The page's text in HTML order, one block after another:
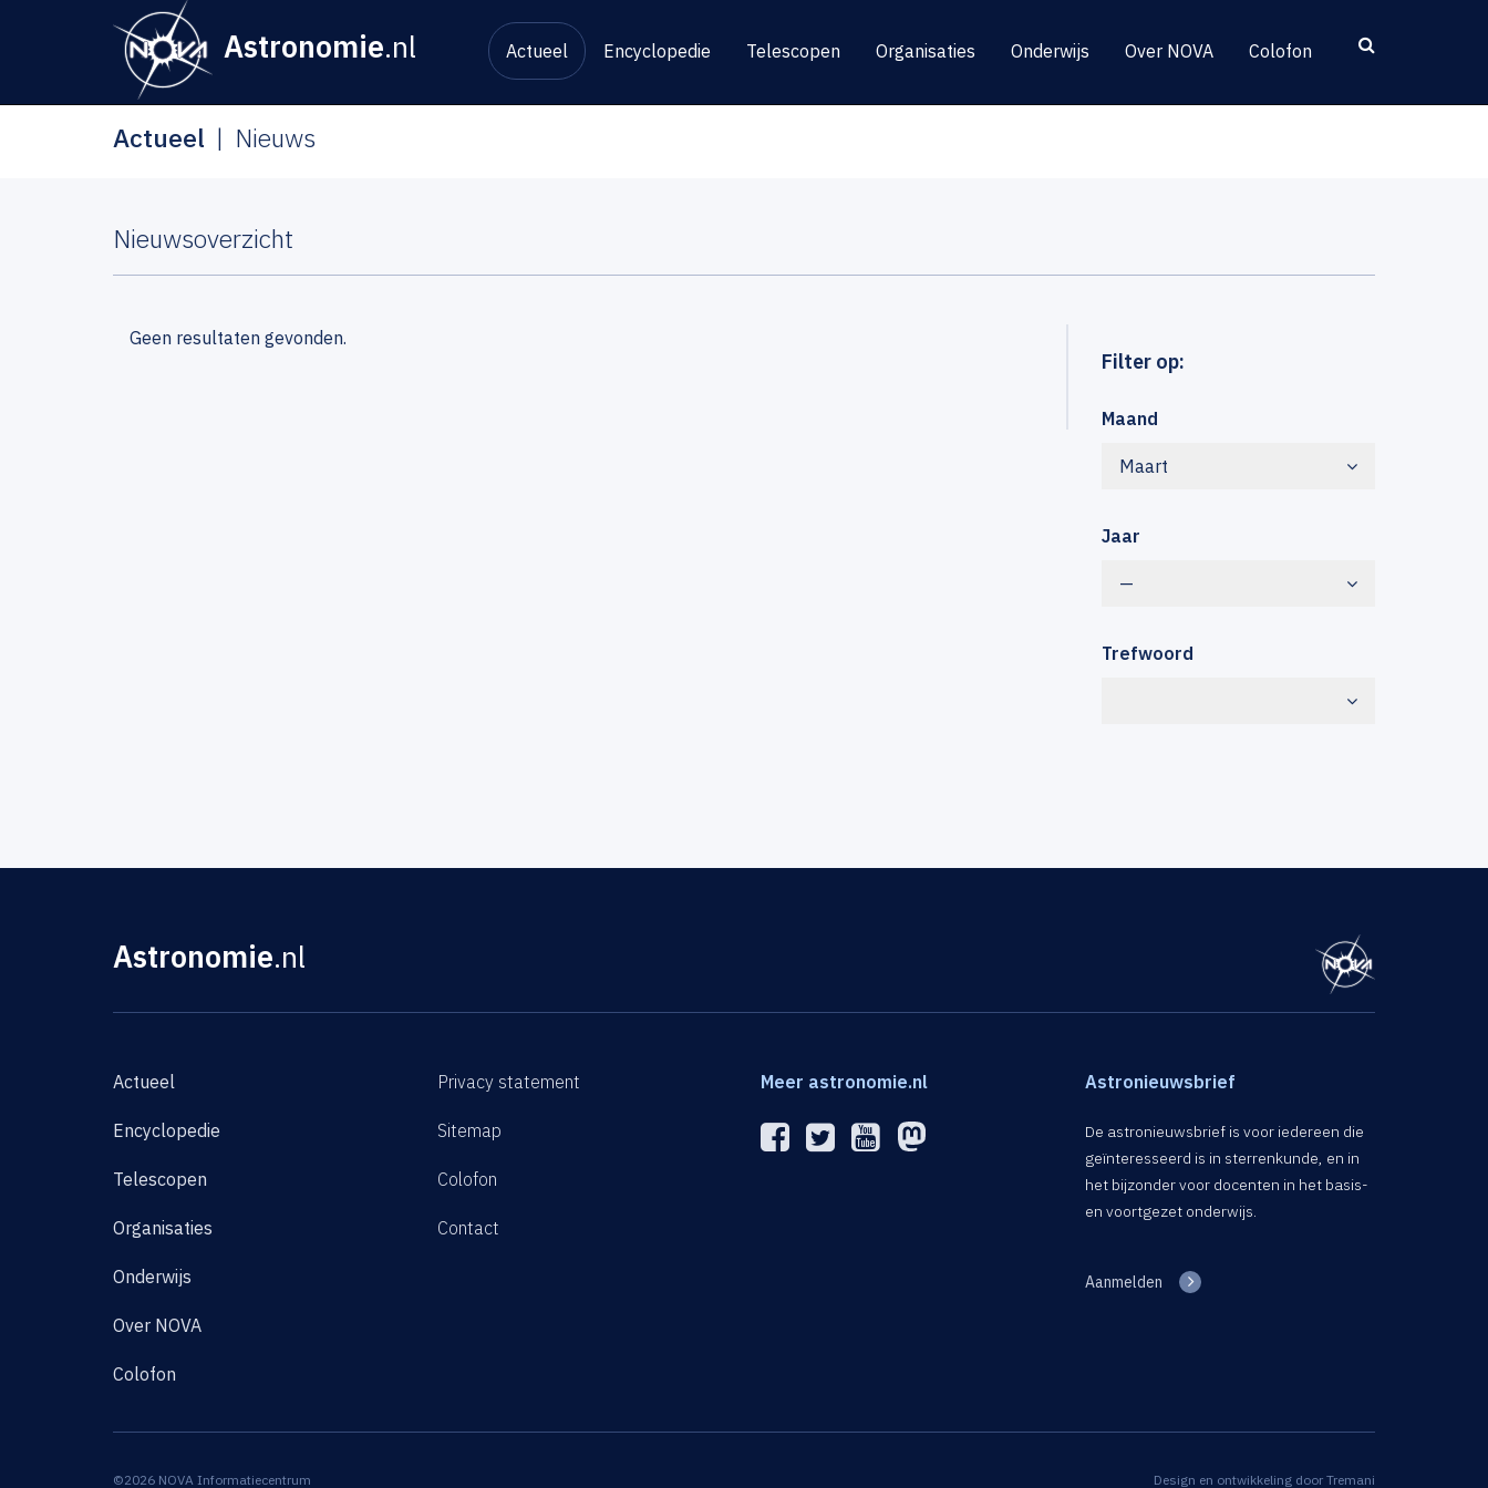
Astronomie.nl Actueel Encyclopedie Telescopen Organisaties Onderwijs Over NOVA Colofon
Actueel Nieuws
Nieuwsoverzicht
Filter op:
Maand
Maart
Jaar
—
Trefwoord
Geen resultaten gevonden.
Astronomie.nl
Actueel
Encyclopedie
Telescopen
Organisaties
Onderwijs
Over NOVA
Colofon
Privacy statement
Sitemap
Colofon
Contact
Meer astronomie.nl Astronieuwsbrief
De astronieuwsbrief is voor iedereen die
geïnteresseerd is in sterrenkunde, en in
het bijzonder voor docenten in het basis-
en voortgezet onderwijs.
Aanmelden
©2026 NOVA Informatiecentrum Design en ontwikkeling door Tremani